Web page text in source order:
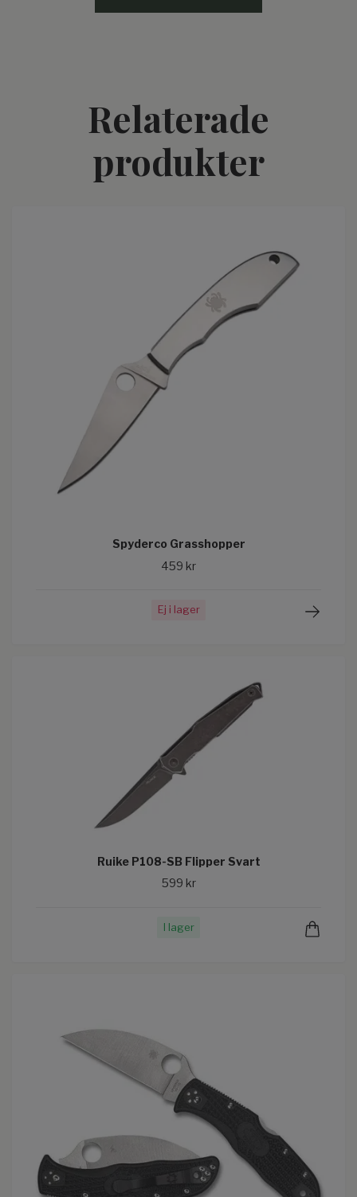
Relaterade
produkter
Spyderco Grasshopper
459 kr
Ej i lager
Ruike P108-SB Flipper Svart
599 kr
I lager